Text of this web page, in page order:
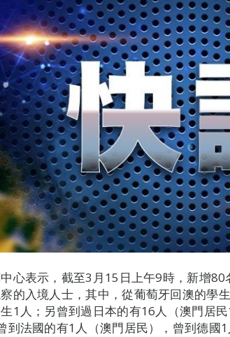
心表示，截至3月15日上午9時，新增
的入境人士，其中，從葡萄牙回澳的學
1人；另曾到過日本的有16人（澳門居
到法國的有1人（澳門居民），曾到德國1